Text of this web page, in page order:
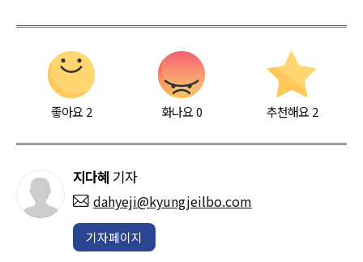
좋아요 2 화나요0 추천해요 2
지다혜 기자
dahyeji@kyungjeilbo.com
기자페이지